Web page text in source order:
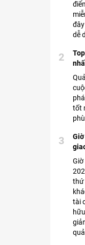
dễ
2
tốt
3
thứ
tài